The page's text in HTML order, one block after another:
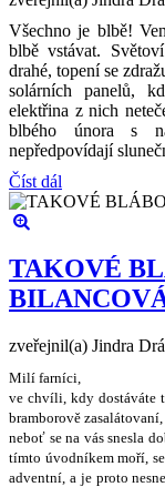
Všechno je blbě!
blbě vstávat.
drahé, topení se
solárních panelů,
elektřina z nich
blbého února s
nepředpovídají
Číst dál
TAKOVÉ
zveřejnil(a) Jindra
Milí farníci,
ve chvíli, kdy dostáváte
bramborově
neboť se na vás snesla
tímto úvodníkem moří,
adventní, a je proto